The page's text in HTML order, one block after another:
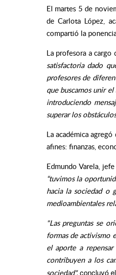
El martes 5 de
de Carlota López,
compartió la
La profesora a cargo
satisfactoria dado
profesores de
que buscamos unir
introduciendo
superar los
La académica
afines: finanzas,
Edmundo Varela,
“tuvimos la
hacia la sociedad o
medioambientales
"Las preguntas se
formas de activismo
el aporte a
contribuyen a los
sociedad",concluyó